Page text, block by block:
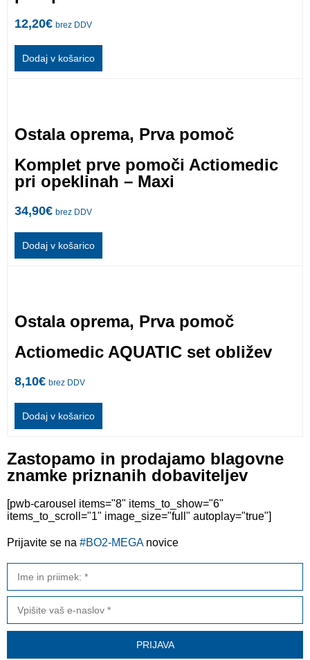
12,20€ brez DDV
Dodaj v košarico
Ostala oprema, Prva pomoč
Komplet prve pomoči Actiomedic
pri opeklinah – Maxi
34,90€ brez DDV
Dodaj v košarico
Ostala oprema, Prva pomoč
Actiomedic AQUATIC set obližev
8,10€ brez DDV
Dodaj v košarico
Zastopamo in prodajamo blagovne
znamke priznanih dobaviteljev
[pwb-carousel items="8" items_to_show="6"
items_to_scroll="1" image_size="full" autoplay="true"]
Prijavite se na #BO2-MEGAnovice